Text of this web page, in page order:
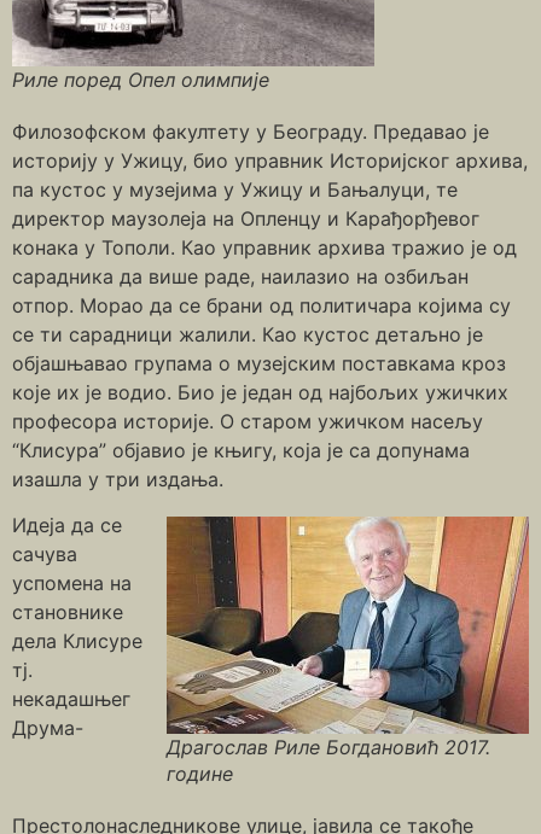
Риле поред Опел олимпије
Филозофском факултету у Београду. Предавао је
историју у Ужицу, био управник Историјског архива,
па кустос у музејима у Ужицу и Бањалуци, те
директор маузолеја на Опленцу и Карађорђевог
конака у Тополи. Као управник архива тражио је од
сарадника да више раде, наилазио на озбиљан
отпор. Морао да се брани од политичара којима су
се ти сарадници жалили. Као кустос детаљно је
објашњавао групама о музејским поставкама кроз
које их је водио. Био је један од најбољих ужичких
професора историје. О старом ужичком насељу
“Клисура” објавио је књигу, која је са допунама
изашла у три издања.
Драгослав Риле Богдановић 2017.
године
Идеја да се
сачува
успомена на
становнике
дела Клисуре
тј.
некадашњег
Друма-
Престолонаследникове улице, јавила се такође